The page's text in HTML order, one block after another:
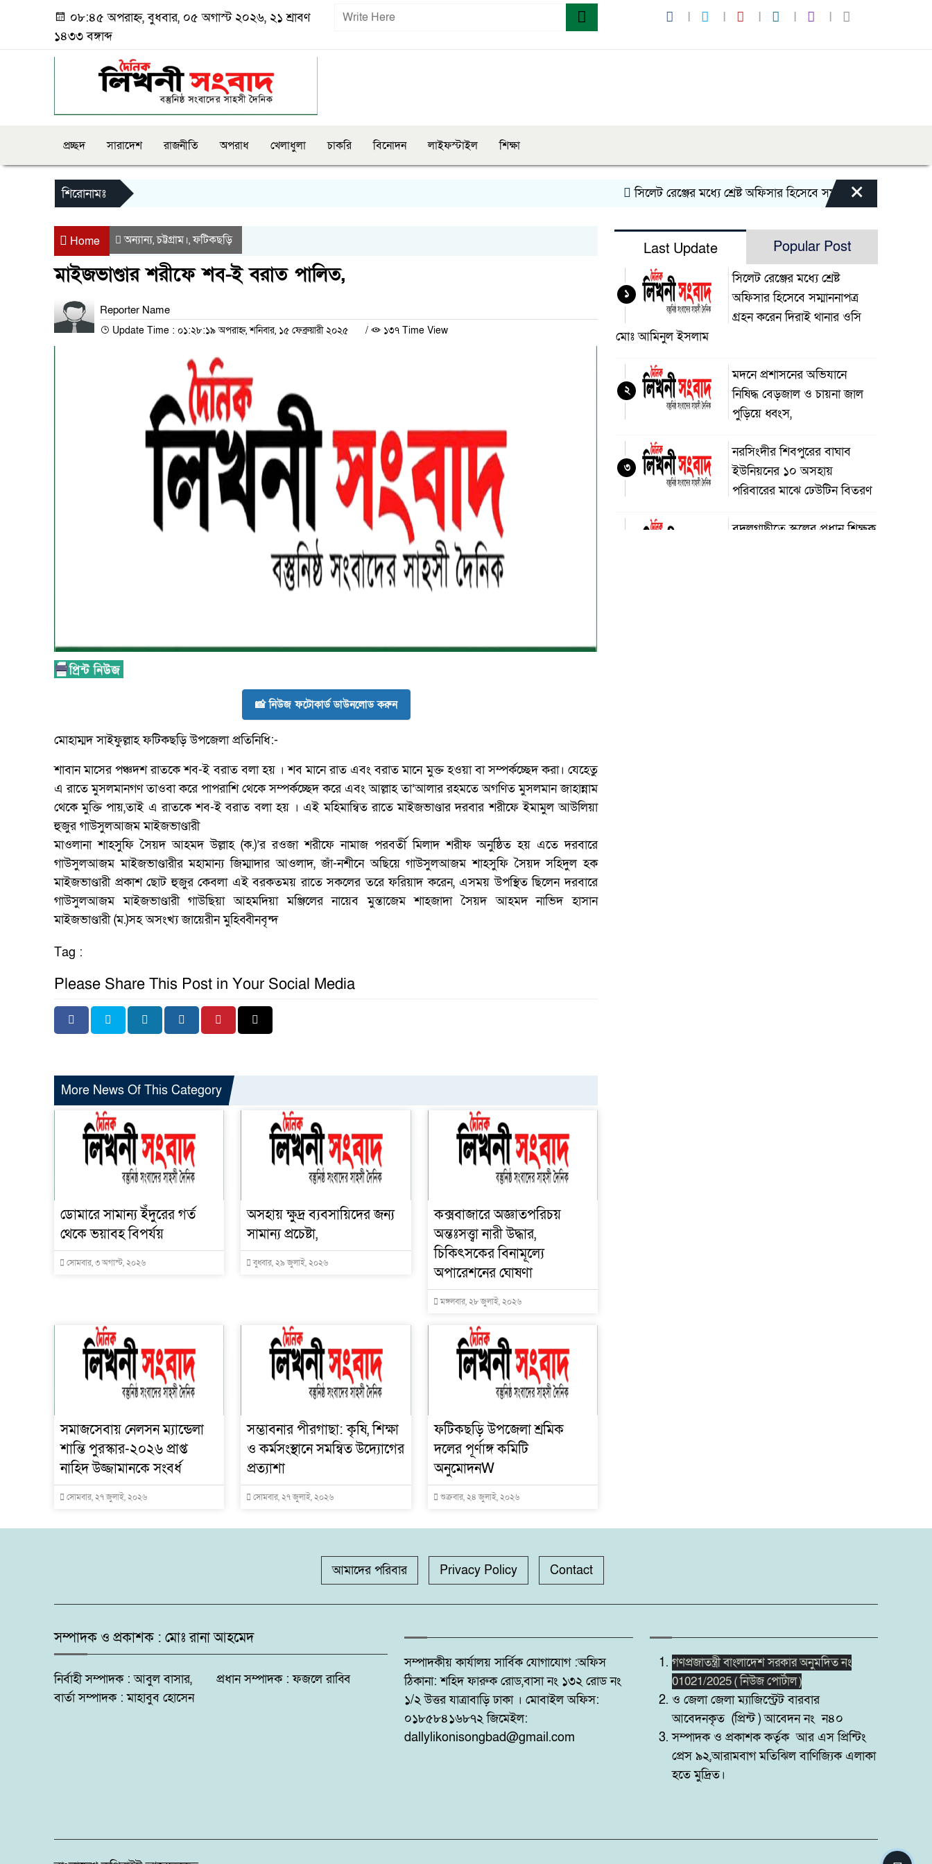
০৮:৪৫ অপরাহ্ন, বুধবার, ০৫ অগাস্ট ২০২৬, ২১ শ্রাবণ
১৪৩৩ বঙ্গাব্দ
প্রচ্ছদ সারাদেশ রাজনীতি অপরাধ খেলাধুলা চাকরি বিনোদন লাইফস্টাইল শিক্ষা
শিরোনামঃ সিলেট রেঞ্জের মধ্যে শ্রেষ্ট অফিসার হিসেবে সম্মাননাপত্র গ্রহন করেন
×
Home অন্যান্য,চট্টগ্রাম।,ফটিকছড়ি
মাইজভাণ্ডার শরীফে শব-ই বরাত পালিত,
Reporter Name
Update Time : ০১:২৮:১৯ অপরাহ্ন, শনিবার, ১৫ ফেব্রুয়ারী ২০২৫ / ১৩৭ Time View
📸 নিউজ ফটোকার্ড ডাউনলোড করুন
মোহাম্মদ সাইফুল্লাহ ফটিকছড়ি উপজেলা প্রতিনিধি:-
শাবান মাসের পঞ্চদশ রাতকে শব-ই বরাত বলা হয় । শব মানে রাত এবং বরাত মানে মুক্ত হওয়া বা সম্পর্কচ্ছেদ করা। যেহেতু
এ রাতে মুসলমানগণ তাওবা করে পাপরাশি থেকে সম্পর্কচ্ছেদ করে এবং আল্লাহ তা’আলার রহমতে অগণিত মুসলমান জাহান্নাম
থেকে মুক্তি পায়,তাই এ রাতকে শব-ই বরাত বলা হয় । এই মহিমান্বিত রাতে মাইজভাণ্ডার দরবার শরীফে ইমামুল আউলিয়া
হুজুর গাউসুলআজম মাইজভাণ্ডারী
মাওলানা শাহসুফি সৈয়দ আহমদ উল্লাহ (ক.)’র রওজা শরীফে নামাজ পরবর্তী মিলাদ শরীফ অনুষ্ঠিত হয় এতে দরবারে
গাউসুলআজম মাইজভাণ্ডারীর মহামান্য জিম্মাদার আওলাদ, জাঁ-নশীনে অছিয়ে গাউসুলআজম শাহসুফি সৈয়দ সহিদুল হক
মাইজভাণ্ডারী প্রকাশ ছোট হুজুর কেবলা এই বরকতময় রাতে সকলের তরে ফরিয়াদ করেন, এসময় উপস্থিত ছিলেন দরবারে
গাউসুলআজম মাইজভাণ্ডারী গাউছিয়া আহমদিয়া মঞ্জিলের নায়েব মুন্তাজেম শাহজাদা সৈয়দ আহমদ নাভিদ হাসান
মাইজভাণ্ডারী (ম.)সহ অসংখ্য জায়েরীন মুহিব্বীনবৃন্দ
Tag :
Please Share This Post in Your Social Media
More News Of This Category
ডোমারে সামান্য ইঁদুরের গর্ত
থেকে ভয়াবহ বিপর্যয়
সোমবার, ৩ অগাস্ট, ২০২৬
অসহায় ক্ষুদ্র ব্যবসায়িদের জন্য
সামান্য প্রচেষ্টা,
বুধবার, ২৯ জুলাই, ২০২৬
কক্সবাজারে অজ্ঞাতপরিচয়
অন্তঃসত্ত্বা নারী উদ্ধার,
চিকিৎসকের বিনামূল্যে
অপারেশনের ঘোষণা
মঙ্গলবার, ২৮ জুলাই, ২০২৬
সমাজসেবায় নেলসন ম্যান্ডেলা
শান্তি পুরস্কার-২০২৬ প্রাপ্ত
নাহিদ উজ্জামানকে সংবর্ধ
সোমবার, ২৭ জুলাই, ২০২৬
সম্ভাবনার পীরগাছা: কৃষি, শিক্ষা
ও কর্মসংস্থানে সমন্বিত উদ্যোগের
প্রত্যাশা
সোমবার, ২৭ জুলাই, ২০২৬
ফটিকছড়ি উপজেলা শ্রমিক
দলের পূর্ণাঙ্গ কমিটি
অনুমোদনW
শুক্রবার, ২৪ জুলাই, ২০২৬
Last Update Popular Post
সিলেট রেঞ্জের মধ্যে শ্রেষ্ট
অফিসার হিসেবে সম্মাননাপত্র
গ্রহন করেন দিরাই থানার ওসি
মোঃ আমিনুল ইসলাম
১
মদনে প্রশাসনের অভিযানে
নিষিদ্ধ বেড়জাল ও চায়না জাল
পুড়িয়ে ধ্বংস,
২
নরসিংদীর শিবপুরের বাঘাব
ইউনিয়নের ১০ অসহায়
পরিবারের মাঝে ঢেউটিন বিতরণ
৩
বদলগাছীতে স্কুলের প্রধান শিক্ষক
আমাদের পরিবার Privacy Policy Contact
সম্পাদক ও প্রকাশক : মোঃ রানা আহমেদ
নির্বাহী সম্পাদক : আবুল বাসার, প্রধান সম্পাদক : ফজলে রাব্বি
বার্তা সম্পাদক : মাহাবুব হোসেন
সম্পাদকীয় কার্যালয় সার্বিক যোগাযোগ :অফিস
ঠিকানা: শহিদ ফারুক রোড,বাসা নং ১৩২ রোড নং
১/২ উত্তর যাত্রাবাড়ি ঢাকা । মোবাইল অফিস:
০১৮৫৮৪১৬৮৭২ জিমেইল:
dallylikonisongbad@gmail.com
গণপ্রজাতন্ত্রী বাংলাদেশ সরকার অনুমদিত নং
01021/2025 ( নিউজ পোর্টাল )
ও জেলা জেলা ম্যাজিস্ট্রেট বারবার
আবেদনকৃত (প্রিন্ট ) আবেদন নং ন৪০
সম্পাদক ও প্রকাশক কর্তৃক আর এস প্রিন্টিং
প্রেস ৯২,আরামবাগ মতিঝিল বাণিজ্যিক এলাকা
হতে মুদ্রিত।